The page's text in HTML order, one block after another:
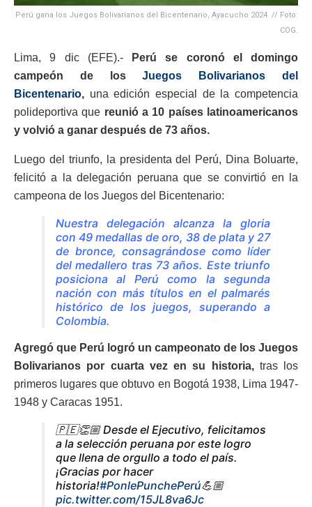
Perú gana los Juegos Bolivarianos del Bicentenario, Ayacucho 2024. // Foto:
COG.
Lima, 9 dic (EFE).-
Perú se coronó el domingo
campeón de losJuegos Bolivarianos del
Bicentenario, una edición especial de la competencia
polideportiva que reunió a 10 países latinoamericanos
y volvió a ganar después de 73 años.
Luego del triunfo, la presidenta del Perú, Dina Boluarte,
felicitó a la delegación peruana que se convirtió en la
campeona de los Juegos del Bicentenario:
Nuestra delegación alcanza la gloria
con 49 medallas de oro, 38 de plata y 27
de bronce, consagrándose como líder
del medallero tras 73 años. Este triunfo
posiciona al Perú como la segunda
nación con más títulos en el palmarés
histórico de los juegos, superando a
Colombia.
Agregó que Perú logró un campeonato de los Juegos
Bolivarianos por cuarta vez en su historia,tras los
primeros lugares que obtuvo en Bogotá 1938, Lima 1947-
1948 y Caracas 1951.
🇵🇪👏🏼 Desde el Ejecutivo, felicitamos
a la selección peruana por este logro
que llena de orgullo a todo el país.
¡Gracias por hacer
historia!#PonlePunchePerú💪🏼
pic.twitter.com/15JL8va6Jc